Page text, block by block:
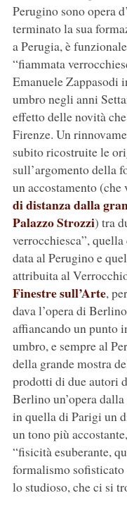
Perugino sono opera
terminato la sua
a Perugia, è
“fiammata
Emanuele Zappasodi
umbro negli anni
effetto delle novità
Firenze. Un
subito ricostruite le
sull’argomento della
un accostamento (che
di distanza dalla
Palazzo Strozzi) tra
verrocchiesca”,
data al Perugino e
attribuita al
Finestre sull’Arte,
dava l’opera di
affiancando un punto
umbro, e sempre al
della grande mostra
prodotti di due autori
Berlino un’opera
in quella di Parigi un
un tono più
“fisicità esuberante,
formalismo sofisticato
lo studioso, che ci si